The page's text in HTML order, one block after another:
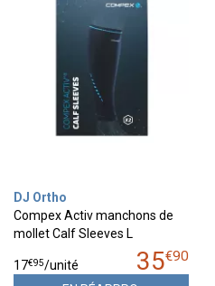
DJ Ortho
Compex Activ manchons de
mollet Calf Sleeves L
35€90
17€95/unité